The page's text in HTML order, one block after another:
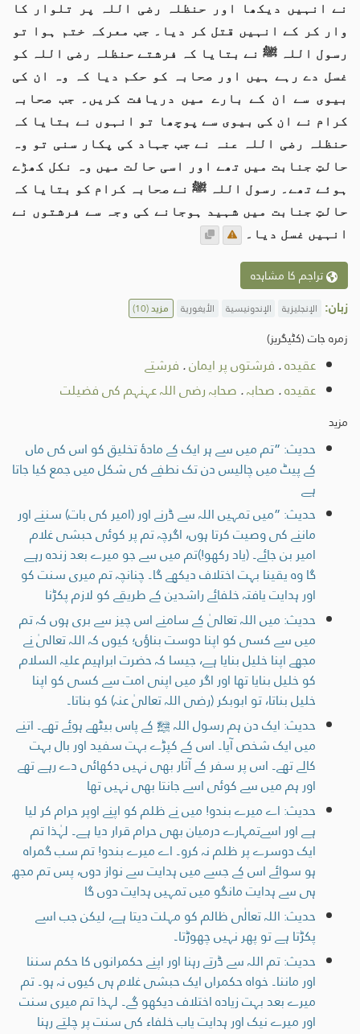
نے انہیں دیکھا اور حنظلہ رضی اللہ پر تلوار کا
وار کر کے انہیں قتل کر دیا۔ جب معرکہ ختم ہوا تو
رسول اللہ ﷺ نے بتایا کہ فرشتے حنظلہ رضی اللہ کو
غسل دے رہے ہیں اور صحابہ کو حکم دیا کہ وہ ان کی
بیوی سے ان کے بارے میں دریافت کریں۔ جب صحابہ
کرام نے ان کی بیوی سے پوچھا تو انہوں نے بتایا کہ
حنظلہ رضی اللہ عنہ نے جب جہاد کی پکار سنی تو وہ
حالتِ جنابت میں تھے اور اسی حالت میں وہ نکل کھڑے
ہوئے تھے۔ رسول اللہ ﷺ نے صحابہ کرام کو بتایا کہ
حالتِ جنابت میں شہید ہوجانے کی وجہ سے فرشتوں نے
انہیں غسل دیا۔
تراجم کا مشاہدہ
زبان: الإنجليزية الإندونيسية الأيغورية مزید(10)
زمرہ جات (کٹیگریز)
عقیدہ. فرشتوں پر ایمان. فرشتے
عقیدہ. صحابہ. صحابہ رضی اللہ عہنہم کی فضیلت
مزید
حدیث: ”تم میں سے ہر ایک کے مادۂ تخلیق کو اس کی ماں
کے پیٹ میں چالیس دن تک نطفے کی شكل میں جمع كيا جاتا
ہے
حدیث: ”میں تمہیں اللہ سے ڈرنے اور (امیر کی بات) سننے اور
ماننے کی وصیت کرتا ہوں، اگرچہ تم پر کوئی حبشی غلام
امیر بن جائے۔ (یاد رکھو!)تم میں سے جو میرے بعد زندہ رہے
گا وہ یقینا بہت اختلاف دیکھے گا۔ چنانچہ تم میری سنت کو
اور ہدایت یافتہ خلفائے راشدین کے طریقے کو لازم پکڑنا
حدیث: میں اللہ تعالیٰ کے سامنے اس چیز سے بری ہوں کہ تم
میں سے کسی کو اپنا دوست بناؤں؛ کیوں کہ اللہ تعالیٰ نے
مجھے اپنا خلیل بنایا ہے، جیسا کہ حضرت ابراہیم علیہ السلام
کو خلیل بنایا تھا اور اگر میں اپنی امت سے کسی کو اپنا
خلیل بناتا، تو ابوبکر (رضی اللہ تعالیٰ عنہ) کو بناتا۔
حدیث: ایک دن ہم رسول اللہ ﷺ کے پاس بیٹھے ہوئے تھے۔ اتنے
میں ایک شخص آیا۔ اس کے کپڑے بہت سفید اور بال بہت
کالے تھے۔ اس پر سفر کے آثار بھی نہیں دکھائی دے رہے تھے
اور ہم میں سے کوئی اسے جانتا بھی نہیں تھا
حدیث: اے میرے بندو! میں نے ظلم کو اپنے اوپر حرام کر لیا
ہے اور اسےتمہارے درمیان بھی حرام قرار دیا ہے۔ لہٰذا تم
ایک دوسرے پر ظلم نہ کرو۔ اے میرے بندو! تم سب گمراہ
ہو سوائے اس کے جسے میں ہدایت سے نواز دوں، پس تم مجھ
ہی سے ہدایت مانگو میں تمہیں ہدایت دوں گا
حدیث: اللہ تعالٰی ظالم کو مہلت دیتا ہے، لیکن جب اسے
پکڑتا ہے تو پھر نہیں چھوڑتا۔
حدیث: تم اللہ سے ڈرتے رہنا اور اپنے حکمرانوں کا حکم سننا
اور ماننا۔ خواہ حکمراں ایک حبشی غلام ہی کیوں نہ ہو۔ تم
میرے بعد بہت زیادہ اختلاف دیکھو گے۔ لہذا تم میری سنت
اور میرے نیک اور ہدایت یاب خلفاء کی سنت پر چلتے رہنا